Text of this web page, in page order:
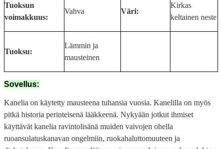
Tuoksun
voimakkuus:
Vahva Väri:
Kirkas
keltainen neste
Tuoksu:
Lämmin ja
mausteinen
Sovellus:
Kanelia on käytetty mausteena tuhansia vuosia. Kanelilla on myös
pitkä historia perinteisenä lääkkeenä. Nykyään jotkut ihmiset
käyttävät kanelia ravintolisänä muiden vaivojen ohella
ruoansulatuskanavan ongelmiin, ruokahaluttomuuteen ja